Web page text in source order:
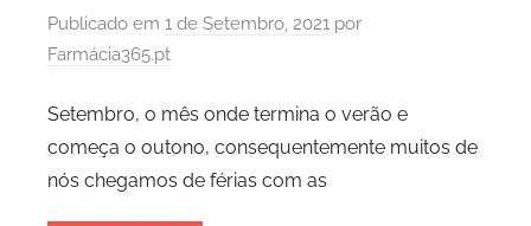
Publicado em 1 de Setembro, 2021 por
Farmácia365.pt
Setembro, o mês onde termina o verão e
começa o outono, consequentemente muitos de
nós chegamos de férias com as